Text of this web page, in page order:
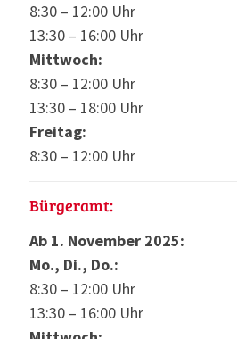
8:30 – 12:00 Uhr
13:30 – 16:00 Uhr
Mittwoch:
8:30 – 12:00 Uhr
13:30 – 18:00 Uhr
Freitag:
8:30 – 12:00 Uhr
Bürgeramt:
Ab 1. November 2025:
Mo., Di., Do.:
8:30 – 12:00 Uhr
13:30 – 16:00 Uhr